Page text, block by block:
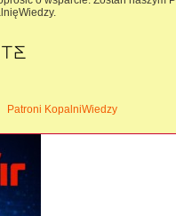
Patroni KopalniWiedzy